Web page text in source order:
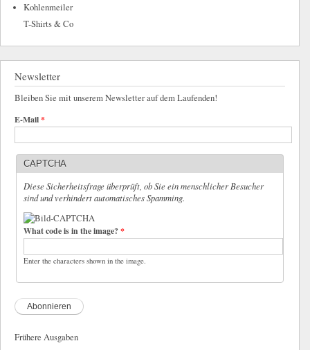
Kohlenmeiler
T-Shirts & Co
Newsletter
Bleiben Sie mit unserem Newsletter auf dem Laufenden!
E-Mail*
CAPTCHA
Diese Sicherheitsfrage überprüft, ob Sie ein menschlicher Besucher
sind und verhindert automatisches Spamming.
What code is in the image?*
Enter the characters shown in the image.
Frühere Ausgaben